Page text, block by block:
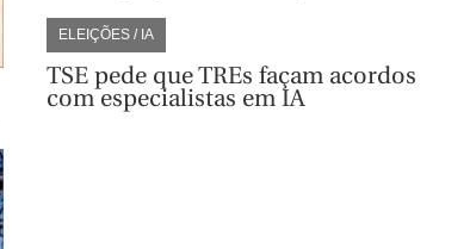
ELEIÇÕES / IA
TSE pede que TREs façam acordos
com especialistas em IA